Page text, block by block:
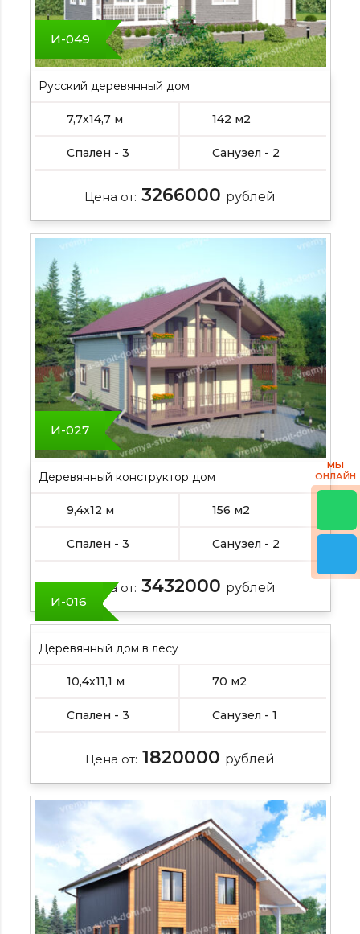
И-049
Русский деревянный дом
7,7х14,7 м 142 м2
Спален - 3 Санузел - 2
Цена от: 3266000 рублей
И-027
Деревянный конструктор дом
9,4х12 м 156 м2
Спален - 3 Санузел - 2
Цена от: 3432000 рублей
И-016
Деревянный дом в лесу
10,4х11,1 м 70 м2
Спален - 3 Санузел - 1
Цена от: 1820000 рублей
МЫ
ОНЛАЙН